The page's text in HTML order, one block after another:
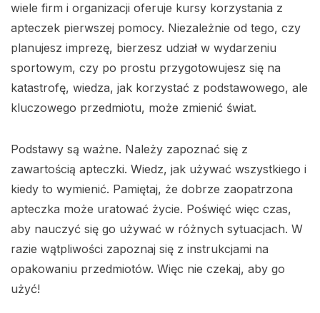
wiele firm i organizacji oferuje kursy korzystania z
apteczek pierwszej pomocy. Niezależnie od tego, czy
planujesz imprezę, bierzesz udział w wydarzeniu
sportowym, czy po prostu przygotowujesz się na
katastrofę, wiedza, jak korzystać z podstawowego, ale
kluczowego przedmiotu, może zmienić świat.
Podstawy są ważne. Należy zapoznać się z
zawartością apteczki. Wiedz, jak używać wszystkiego i
kiedy to wymienić. Pamiętaj, że dobrze zaopatrzona
apteczka może uratować życie. Poświęć więc czas,
aby nauczyć się go używać w różnych sytuacjach. W
razie wątpliwości zapoznaj się z instrukcjami na
opakowaniu przedmiotów. Więc nie czekaj, aby go
użyć!